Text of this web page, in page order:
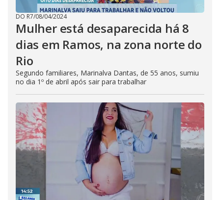
DO R7/08/04/2024
Mulher está desaparecida há 8
dias em Ramos, na zona norte do
Rio
Segundo familiares, Marinalva Dantas, de 55 anos, sumiu
no dia 1º de abril após sair para trabalhar